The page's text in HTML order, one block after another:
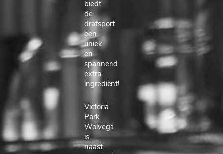
biedt
de
drafsport
een
uniek
en
spannend
extra
ingrediënt!
Victoria
Park
Wolvega
is
naast